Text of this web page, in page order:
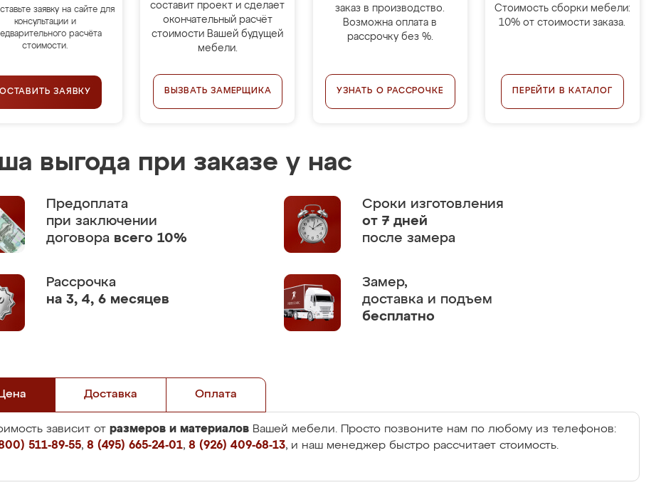
заявку на сайте для
консультации и
расчёта
стоимости.
ОСТАВИТЬ ЗАЯВКУ
составит проект и сделает
окончательный расчёт
стоимости Вашей будущей
мебели.
ВЫЗВАТЬ ЗАМЕРЩИКА
заказ в производство.
Возможна оплата в
рассрочку без %.
УЗНАТЬ О РАССРОЧКЕ
Стоимость сборки мебели:
10% от стоимости заказа.
ПЕРЕЙТИ В КАТАЛОГ
выгода при заказе у нас
Предоплата
при заключении
договора всего 10%
Сроки изготовления
от 7 дней
после замера
Рассрочка
на 3, 4, 6 месяцев
Замер,
доставка и подъем
бесплатно
Доставка Оплата
зависит от размеров и материалов Вашей мебели. Просто позвоните нам по любому из телефонов:
511-89-55, 8 (495) 665-24-01, 8 (926) 409-68-13, и наш менеджер быстро рассчитает стоимость.